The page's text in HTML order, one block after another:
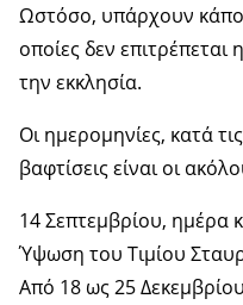
Ωστόσο, υπάρχουν
οποίες δεν
την εκκλησία.
Οι ημερομηνίες, κατά
βαφτίσεις είναι οι
14 Σεπτεμβρίου, ημέρα
Ύψωση του Τιμίου
Από 18 ως 25